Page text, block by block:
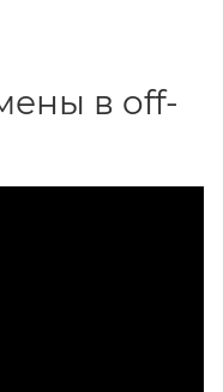
в off-